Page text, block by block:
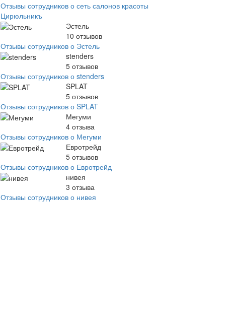
Отзывы сотрудников о сеть салонов красоты
Цирюльникъ
Эстель
10 отзывов
Отзывы сотрудников о Эстель
stenders
5 отзывов
Отзывы сотрудников о stenders
SPLAT
5 отзывов
Отзывы сотрудников о SPLAT
Мегуми
4 отзыва
Отзывы сотрудников о Мегуми
Евротрейд
5 отзывов
Отзывы сотрудников о Евротрейд
нивея
3 отзыва
Отзывы сотрудников о нивея